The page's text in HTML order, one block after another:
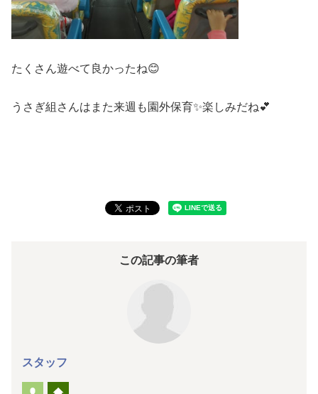
たくさん遊べて良かったね😊
うさぎ組さんはまた来週も園外保育✨楽しみだね💕
この記事の筆者
スタッフ